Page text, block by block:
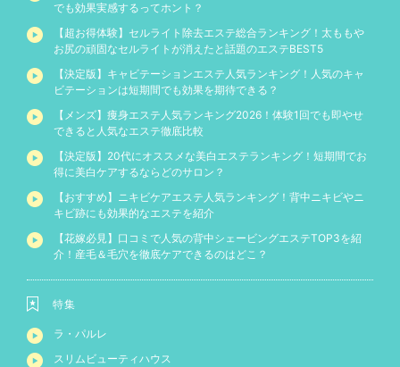
でも効果実感するってホント？
【超お得体験】セルライト除去エステ総合ランキング！太ももや
お尻の頑固なセルライトが消えたと話題のエステBEST5
【決定版】キャビテーションエステ人気ランキング！人気のキャ
ビテーションは短期間でも効果を期待できる？
【メンズ】痩身エステ人気ランキング2026！体験1回でも即やせ
できると人気なエステ徹底比較
【決定版】20代にオススメな美白エステランキング！短期間でお
得に美白ケアするならどのサロン？
【おすすめ】ニキビケアエステ人気ランキング！背中ニキビやニ
キビ跡にも効果的なエステを紹介
【花嫁必見】口コミで人気の背中シェービングエステTOP3を紹
介！産毛＆毛穴を徹底ケアできるのはどこ？
特集
ラ・パルレ
スリムビューティハウス